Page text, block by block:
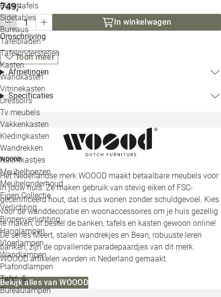
Bijzettafels
Sidetables
Bureaus
Tafelbladen
Tafelonderstellen
Kasten
Wandkasten
Vitrinekasten
Dressoirs
Tv meubels
Vakkenkasten
Kledingkasten
Wandrekken
Nachtkastjes
Meubelhoezen
Meubelonderhoud
Eigen Collectie
Verlichting
Binnenverlichting
Hanglampen
Vloerlampen
Wandlampen
Plafondlampen
Tafel- &
Bureaulampen
749,-
In winkelwagen
Omschrijving
Toon meer
Afmetingen
Specificaties
WOOOD
Het Nederlandse merk WOOOD maakt betaalbare meubels voor
in jouw huis. Ze maken gebruik van stevig eiken of FSC-
gecertificeerd hout, dat is dus wonen zonder schuldgevoel. Kies
voor de wanddecoratie en woonaccessoires om je huis gezellig
te maken, of bestel de banken, tafels en kasten gewoon online!
De series Meert, stalen wandrekjes en Bean, robuuste leren
banken, zijn de opvallende paradepaardjes van dit merk.
WOOOD artikelen worden in Nederland gemaakt.
Bekijk alles van WOOOD